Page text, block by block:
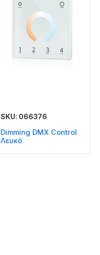
SKU: 066376
Dimming DMX Control
Λευκό